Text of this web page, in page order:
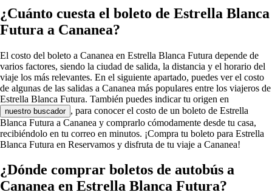
¿Cuánto cuesta el boleto de Estrella Blanca
Futura a Cananea?
El costo del boleto a Cananea en Estrella Blanca Futura depende de
varios factores, siendo la ciudad de salida, la distancia y el horario del
viaje los más relevantes. En el siguiente apartado, puedes ver el costo
de algunas de las salidas a Cananea más populares entre los viajeros de
Estrella Blanca Futura. También puedes indicar tu origen en
nuestro buscador , para conocer el costo de un boleto de Estrella
Blanca Futura a Cananea y comprarlo cómodamente desde tu casa,
recibiéndolo en tu correo en minutos. ¡Compra tu boleto para Estrella
Blanca Futura en Reservamos y disfruta de tu viaje a Cananea!
¿Dónde comprar boletos de autobús a
Cananea en Estrella Blanca Futura?